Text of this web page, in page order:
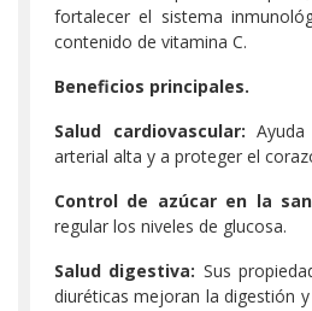
fortalecer el sistema
contenido de vitamina C.
Beneficios principales.
Salud cardiovascular:
arterial alta y a proteger el
Control de azúcar en la
regular los niveles de glucosa.
Salud digestiva: Sus
diuréticas mejoran la digestión